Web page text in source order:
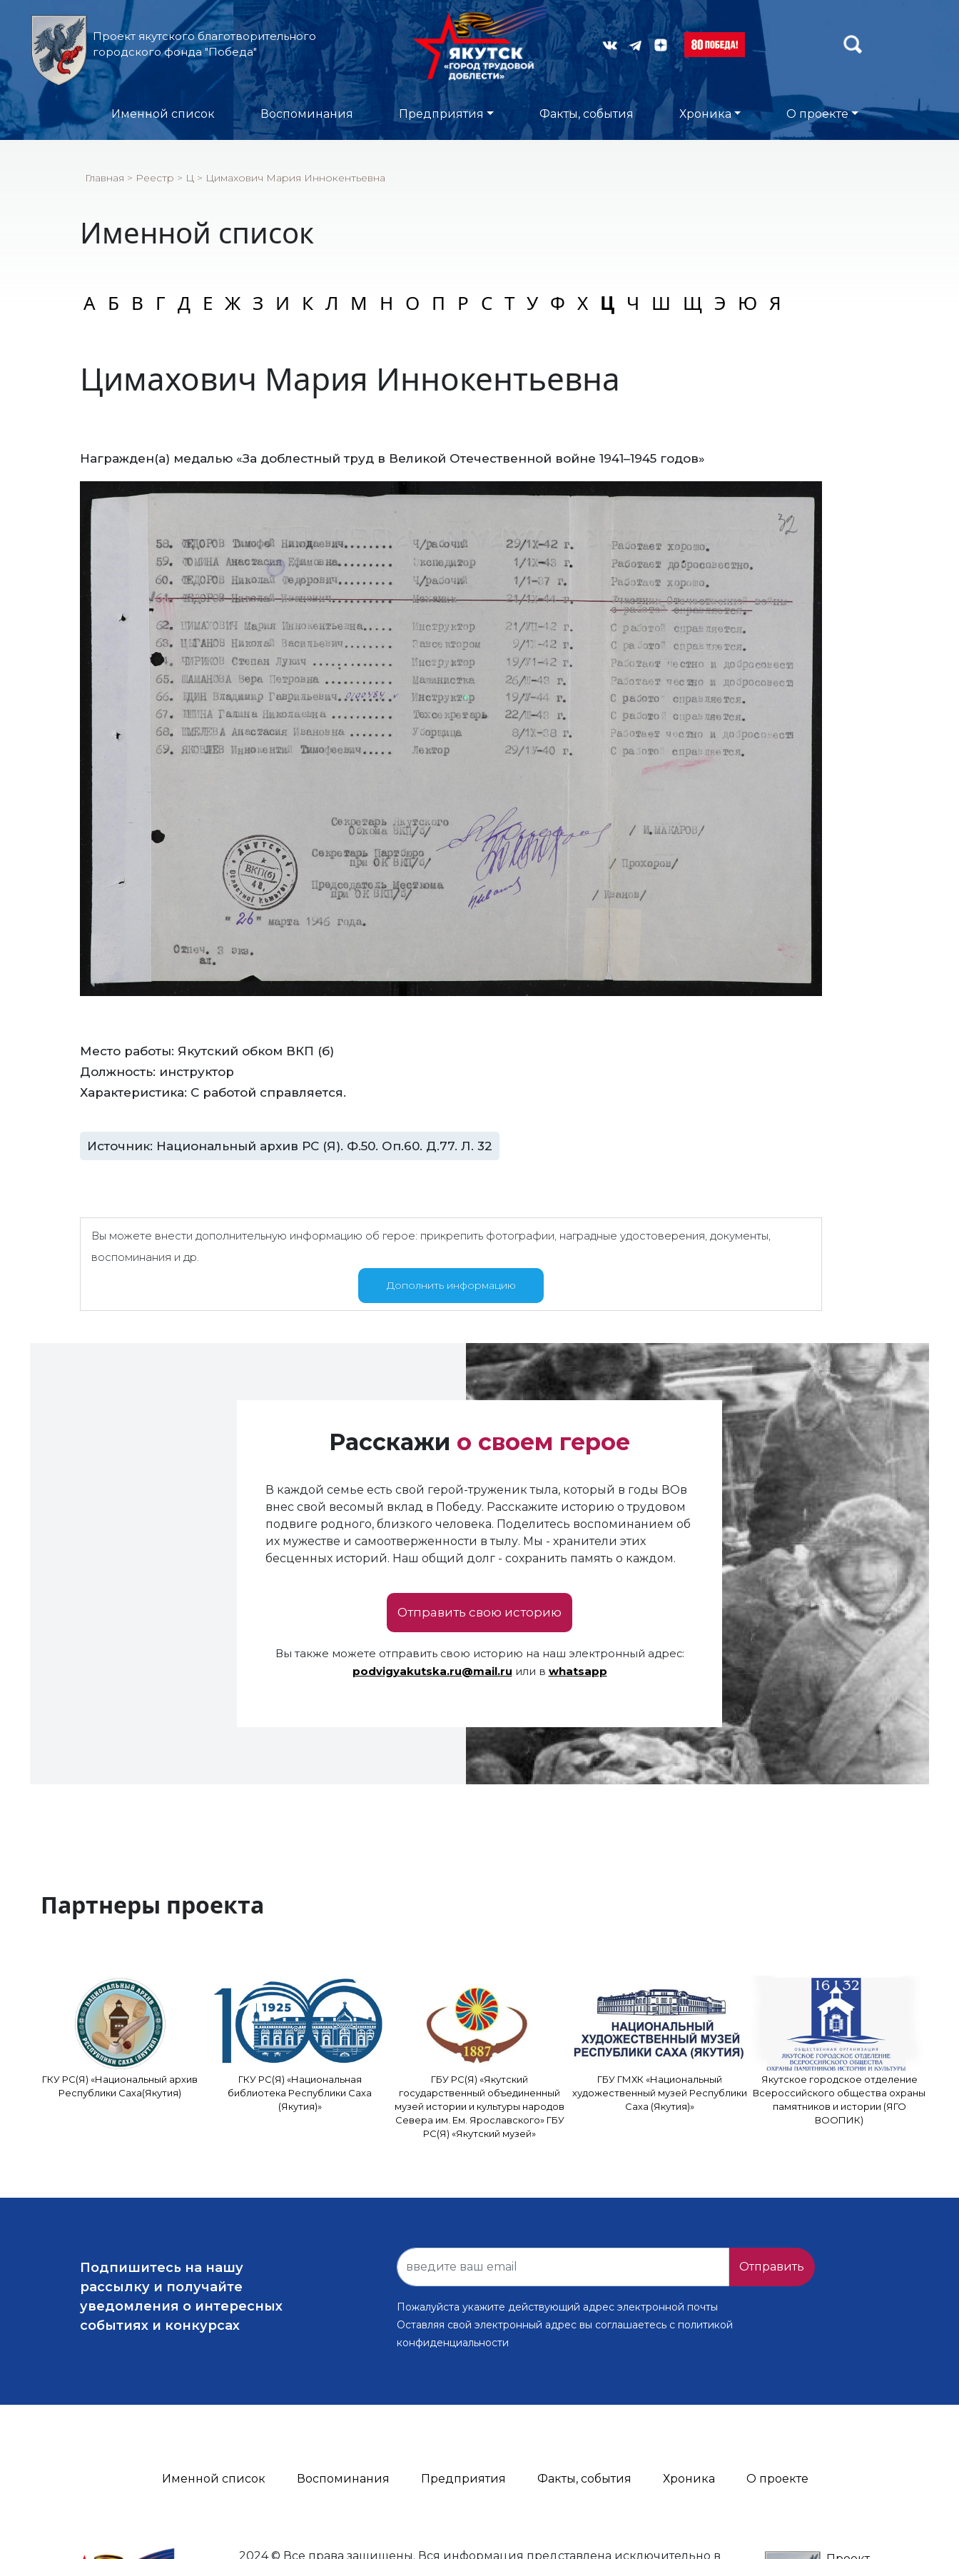
Проект якутского благотворительного
городского фонда "Победа"
Именной список Воспоминания Предприятия Факты, события Хроника О проекте
Главная > Реестр > Ц > Цимахович Мария Иннокентьевна
Именной список
А Б В Г Д Е Ж З И К Л М Н О П Р С Т У Ф Х Ц Ч Ш Щ Э Ю Я
Цимахович Мария Иннокентьевна
Награжден(а) медалью «За доблестный труд в Великой Отечественной войне 1941–1945 годов»
Место работы: Якутский обком ВКП (б)
Должность: инструктор
Характеристика: С работой справляется.
Источник: Национальный архив РС (Я). Ф.50. Оп.60. Д.77. Л. 32
Вы можете внести дополнительную информацию об герое: прикрепить фотографии, наградные удостоверения, документы,
воспоминания и др.
Дополнить информацию
Расскажи о своем герое
В каждой семье есть свой герой-труженик тыла, который в годы ВОв
внес свой весомый вклад в Победу. Расскажите историю о трудовом
подвиге родного, близкого человека. Поделитесь воспоминанием об
их мужестве и самоотверженности в тылу. Мы - хранители этих
бесценных историй. Наш общий долг - сохранить память о каждом.
Отправить свою историю
Вы также можете отправить свою историю на наш электронный адрес:
podvigyakutska.ru@mail.ru или в whatsapp
Партнеры проекта
ГКУ РС(Я) «Национальный архив
Республики Саха(Якутия)
ГКУ РС(Я) «Национальная
библиотека Республики Саха
(Якутия)»
ГБУ РС(Я) «Якутский
государственный объединенный
музей истории и культуры народов
Севера им. Ем. Ярославского» ГБУ
РС(Я) «Якутский музей»
ГБУ ГМХК «Национальный
художественный музей Республики
Саха (Якутия)»
Якутское городское отделение
Всероссийского общества охраны
памятников и истории (ЯГО
ВООПИК)
Подпишитесь на нашу
рассылку и получайте
уведомления о интересных
событиях и конкурсах
Отправить
Пожалуйста укажите действующий адрес электронной почты
Оставляя свой электронный адрес вы соглашаетесь с политикой
конфиденциальности
Именной список Воспоминания Предприятия Факты, события Хроника О проекте
2024 © Все права защищены. Вся информация представлена исключительно в